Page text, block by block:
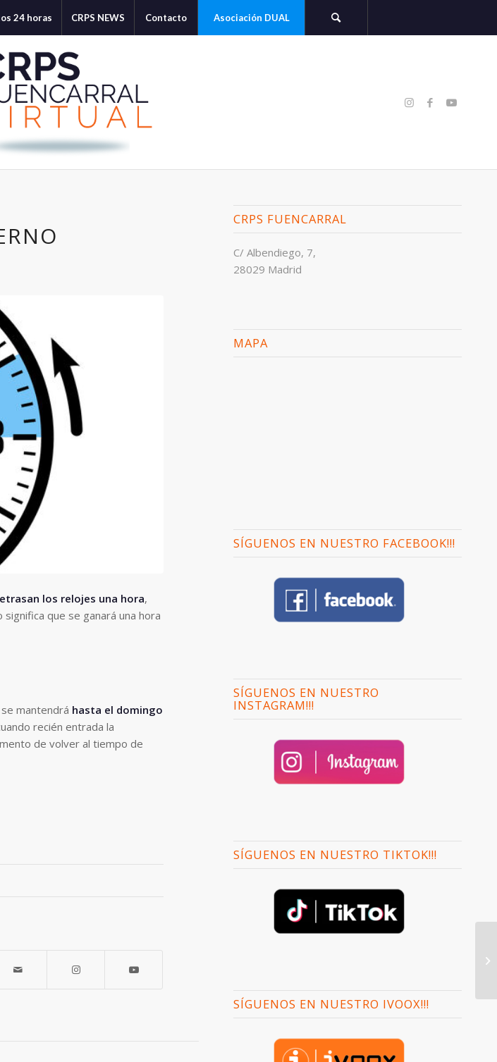
24 horas CRPS NEWS Contacto Asociación DUAL
los relojes una hora,
que se ganará una hora
mantendrá hasta el domingo
recién entrada la
de volver al tiempo de
CRPS FUENCARRAL
C/ Albendiego, 7,
28029 Madrid
MAPA
SÍGUENOS EN NUESTRO FACEBOOK!!!
SÍGUENOS EN NUESTRO
INSTAGRAM!!!
SÍGUENOS EN NUESTRO TIKTOK!!!
SÍGUENOS EN NUESTRO IVOOX!!!